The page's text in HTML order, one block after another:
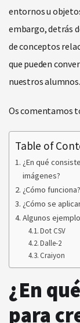
entornos u
embargo, detrás
de conceptos
que pueden
nuestros alumnos.
Os comentamos
Table of
¿En qué
imágenes?
¿Cómo funciona?
¿Cómo se
Algunos
Dot CSV
Dalle-2
Craiyon
¿En
para